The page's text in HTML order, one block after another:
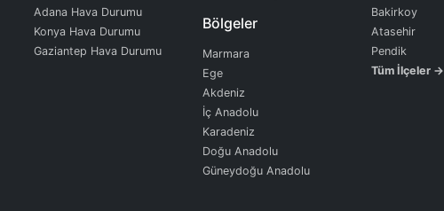
Adana Hava Durumu
Konya Hava Durumu
Gaziantep Hava Durumu
Bölgeler
Marmara
Ege
Akdeniz
İç Anadolu
Karadeniz
Doğu Anadolu
Güneydoğu Anadolu
Bakirkoy
Atasehir
Pendik
Tüm İlçeler →